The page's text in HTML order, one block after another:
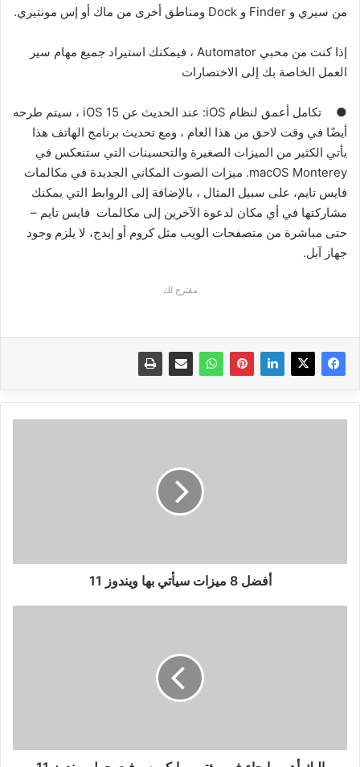
من سيري و Finder و Dock ومناطق أخرى من ماك أو إس مونتيري.
إذا كنت من محبي Automator ، فيمكنك استيراد جميع مهام سير
العمل الخاصة بك إلى الاختصارات
●
تكامل أعمق لنظام iOS: عند الحديث عن iOS 15 ، سيتم طرحه
أيضًا في وقت لاحق من هذا العام ، ومع تحديث برنامج الهاتف هذا
يأتي الكثير من الميزات الصغيرة والتحسينات التي ستنعكس في
macOS Monterey. ميزات الصوت المكاني الجديدة في مكالمات
فايس تايم، على سبيل المثال ، بالإضافة إلى الروابط التي يمكنك
مشاركتها في أي مكان لدعوة الآخرين إلى مكالمات فايس تايم –
حتى مباشرة من متصفحات الويب مثل كروم أو إيدج، لا يلزم وجود
جهاز آبل.
مقترح لك
أفضل 8 ميزات سيأتي بها ويندوز 11
ويندوز